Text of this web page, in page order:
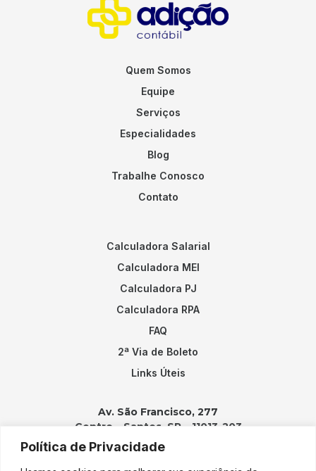
Política de Privacidade
Quem Somos
Equipe
Serviços
Especialidades
Blog
Trabalhe Conosco
Contato
Calculadora Salarial
Calculadora MEI
Calculadora PJ
Calculadora RPA
FAQ
2ª Via de Boleto
Links Úteis
Av. São Francisco, 277
Centro – Santos, SP – 11013-203
Contatos: